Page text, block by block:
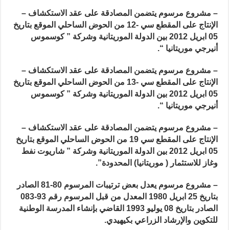
– مشروع مرسوم يتضمن المصادقة على عقد الاستكشاف –
الإنتاج على المقطع سي -12 من الحوض الساحلي الموقع بتاريخ
05 ابريل 2012 بين الدولة الموريتانية وشركة ” كوسموس
أنيرجي موريتانيا “.
– مشروع مرسوم يتضمن المصادقة على عقد الاستكشاف –
الإنتاج على المقطع سي -13 من الحوض الساحلي الموقع بتاريخ
05 ابريل 2012 بين الدولة الموريتانية وشركة ” كوسموس
أنيرجي موريتانيا “.
– مشروع مرسوم يتضمن المصادقة على عقد الاستكشاف –
الإنتاج على المقطع سي 19 من الحوض الساحلي الموقع بتاريخ
05 ابريل 2012 بين الدولة الموريتانية وشركة ” شاريوت نفط
وغاز للاستثمار ( موريتانيا) المحدودة”.
– مشروع مرسوم يعدل بعض ترتيبات المرسوم 80-81 الصادر
بتاريخ 25 ابريل 1980 المعدل من قبل المرسوم رقم 93-083
الصادر بتاريخ 08 يوليو 1993 القاضي بإنشاء المدرسة الوطنية
للتكوين والإرشاد الزراعي بكيهيدي.